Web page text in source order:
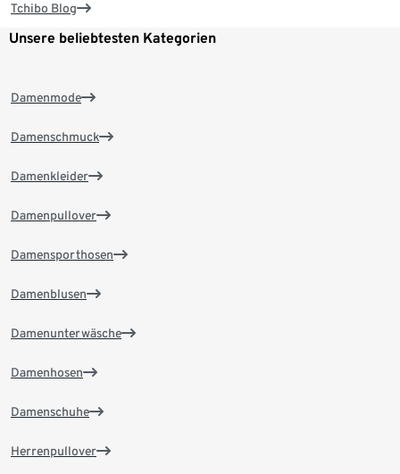
Tchibo Blog
Unsere beliebtesten Kategorien
Damenmode
Damenschmuck
Damenkleider
Damenpullover
Damensporthosen
Damenblusen
Damenunterwäsche
Damenhosen
Damenschuhe
Herrenpullover